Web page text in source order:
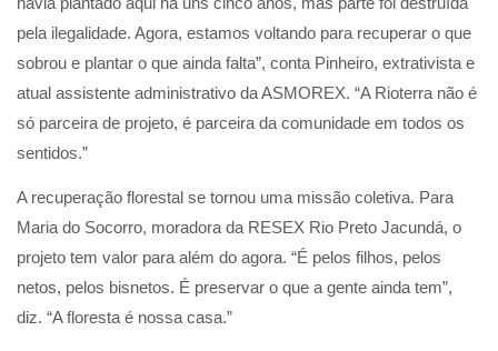
pela ilegalidade. Agora, estamos voltando para recuperar o que
sobrou e plantar o que ainda falta”, conta Pinheiro, extrativista e
atual assistente administrativo da ASMOREX. “A Rioterra não é
só parceira de projeto, é parceira da comunidade em todos os
sentidos.”
A recuperação florestal se tornou uma missão coletiva. Para
Maria do Socorro, moradora da RESEX Rio Preto Jacundá, o
projeto tem valor para além do agora. “É pelos filhos, pelos
netos, pelos bisnetos. É preservar o que a gente ainda tem”,
diz. “A floresta é nossa casa.”